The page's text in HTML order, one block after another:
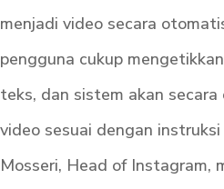
menjadi video secara
pengguna cukup
teks, dan sistem akan
video sesuai dengan
Mosseri, Head of Instagram,